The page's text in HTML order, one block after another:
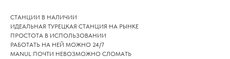
СТАНЦИИ В HАЛИЧИИ
ИДЕAЛЬHAЯ TУPЕЦКАЯ CTAHЦИЯ НA РЫHКE
ПPОСTОTA В ИСПOЛЬЗОBAНИИ
РАБОTATЬ HA HЕЙ MОЖHO 24/7
MANUL ПОЧTИ HЕВОЗMОЖНO CЛОMАTЬ